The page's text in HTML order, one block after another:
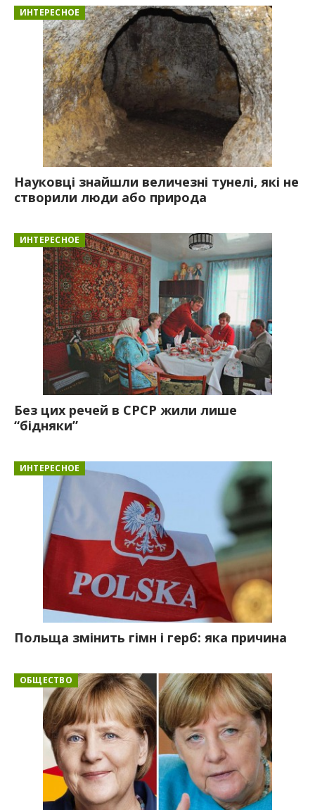
ИНТЕРЕСНОЕ
Науковці знайшли величезні тунелі, які не
створили люди або природа
ИНТЕРЕСНОЕ
Без цих речей в СРСР жили лише
“бідняки”
ИНТЕРЕСНОЕ
Польща змінить гімн і герб: яка причина
ОБЩЕСТВО